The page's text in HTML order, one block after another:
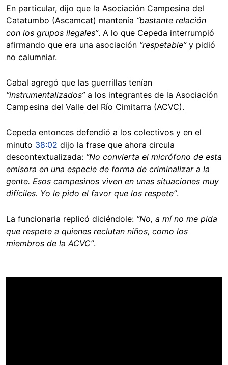
En particular, dijo que la Asociación Campesina del
Catatumbo (Ascamcat) mantenía “bastante relación
con los grupos ilegales”. A lo que Cepeda interrumpió
afirmando que era una asociación “respetable”y pidió
no calumniar.
Cabal agregó que las guerrillas tenían
“instrumentalizados” a los integrantes de la Asociación
Campesina del Valle del Río Cimitarra (ACVC).
Cepeda entonces defendió a los colectivos y en el
minuto 38:02 dijo la frase que ahora circula
descontextualizada: “No convierta el micrófono de esta
emisora en una especie de forma de criminalizar a la
gente. Esos campesinos viven en unas situaciones muy
difíciles. Yo le pido el favor que los respete”.
La funcionaria replicó diciéndole: “No, a mí no me pida
que respete a quienes reclutan niños, como los
miembros de la ACVC”.